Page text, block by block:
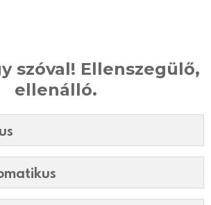
szóval! Ellenszegülő,
ellenálló.